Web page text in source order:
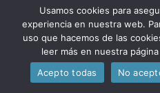
Usamos cookies para
experiencia en nuestra web.
uso que hacemos de las
leer más en nuestra
Acepto todas
No